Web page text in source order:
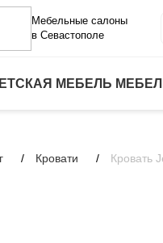
Мебельные салоны
в Севастополе
МЕБЕЛЬ
Кровати Кровать